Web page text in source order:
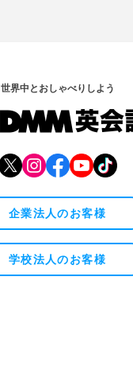
世界中とおしゃべりしよう
企業法人のお客様
学校法人のお客様